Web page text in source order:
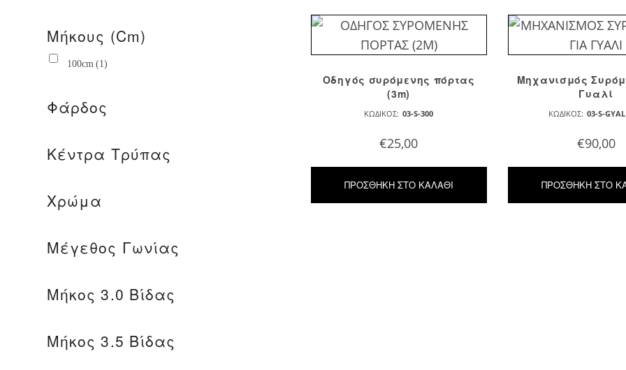
Μήκους (cm)
100cm (1)
Φάρδος
Κέντρα Τρύπας
Χρώμα
Μέγεθος Γωνίας
Μήκος 3.0 Βίδας
Μήκος 3.5 Βίδας
Οδηγός συρόμενης πόρτας
(3m)
ΚΩΔΙΚΌΣ: 03-S-300
€25,00
ΠΡΟΣΘΉΚΗ ΣΤΟ ΚΑΛΆΘΙ
Μηχανισμός
Γυαλί
ΚΩΔΙΚΌΣ: 03-S-
€90,00
ΠΡΟΣΘΉΚΗ ΣΤΟ